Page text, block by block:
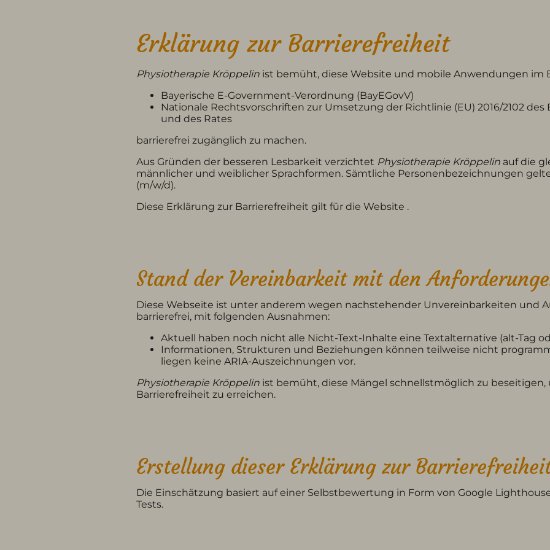
Erklärung zur Barrierefreiheit
Physiotherapie Kröppelin ist bemüht, diese Website und mobile Anwendungen im
Bayerische E-Government-Verordnung (BayEGovV)
Nationale Rechtsvorschriften zur Umsetzung der Richtlinie (EU) 2016/2102
und des Rates
barrierefrei zugänglich zu machen.
Aus Gründen der besseren Lesbarkeit verzichtet Physiotherapie Kröppelin auf die
männlicher und weiblicher Sprachformen. Sämtliche Personenbezeichnungen
(m/w/d).
Diese Erklärung zur Barrierefreiheit gilt für die Website .
Stand der Vereinbarkeit mit den
Diese Webseite ist unter anderem wegen nachstehender Unvereinbarkeiten und
barrierefrei, mit folgenden Ausnahmen:
Aktuell haben noch nicht alle Nicht-Text-Inhalte eine Textalternative (alt-Tag
Informationen, Strukturen und Beziehungen können teilweise nicht
liegen keine ARIA-Auszeichnungen vor.
Physiotherapie Kröppelin ist bemüht, diese Mängel schnellstmöglich zu beseitigen,
Barrierefreiheit zu erreichen.
Erstellung dieser Erklärung zur
Die Einschätzung basiert auf einer Selbstbewertung in Form von Google
Tests.